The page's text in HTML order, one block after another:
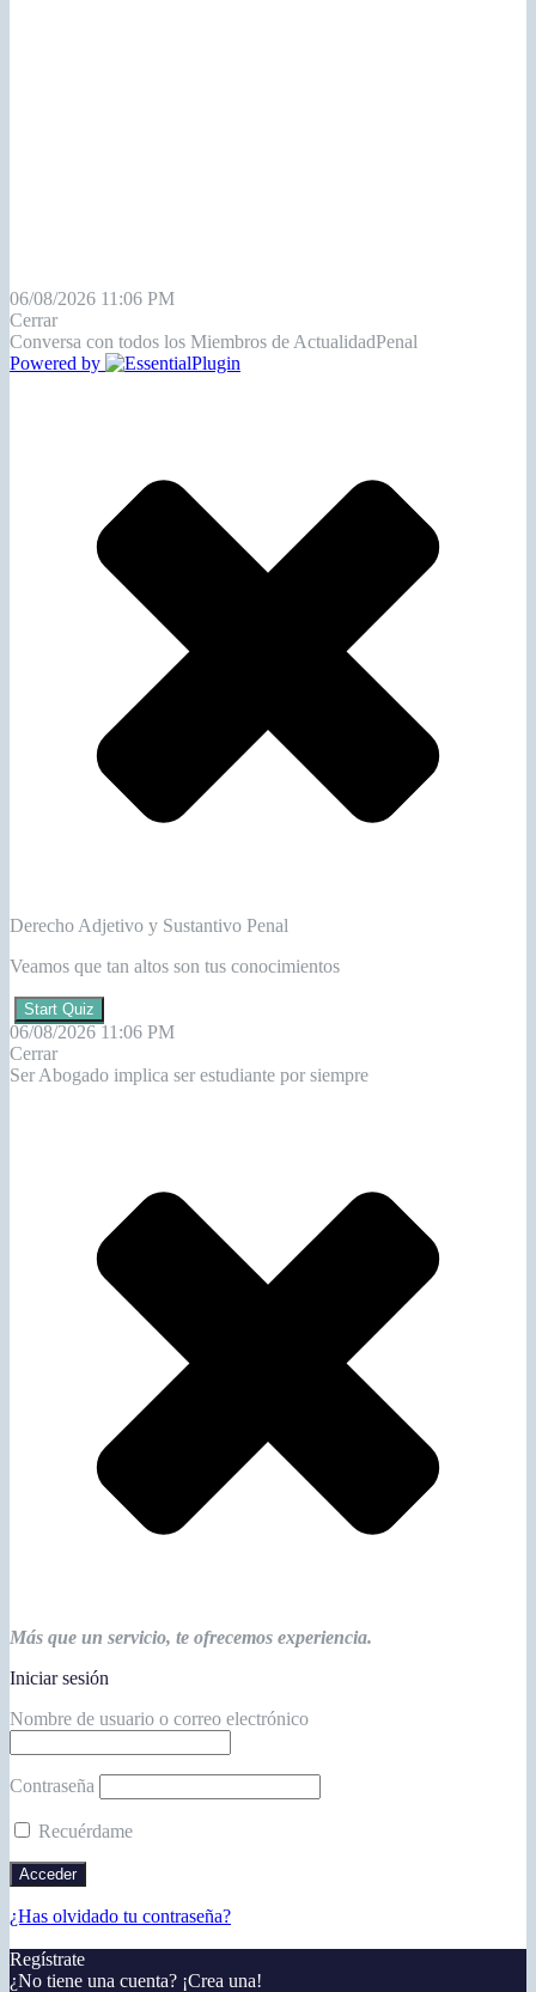
06/08/2026 11:06 PM
Cerrar
Conversa con todos los Miembros de ActualidadPenal
Powered by
Derecho Adjetivo y Sustantivo Penal
Veamos que tan altos son tus conocimientos
Start Quiz
06/08/2026 11:06 PM
Cerrar
Ser Abogado implica ser estudiante por siempre
Más que un servicio, te ofrecemos experiencia.
Iniciar sesión
Nombre de usuario o correo electrónico
Contraseña
Recuérdame
¿Has olvidado tu contraseña?
Regístrate
¿No tiene una cuenta? ¡Crea una!